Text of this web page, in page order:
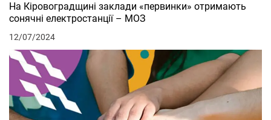
На Кіровоградщині заклади «первинки» отримають
сонячні електростанції – МОЗ
12/07/2024